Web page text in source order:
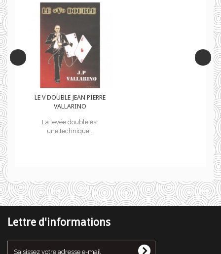
LE V DOUBLE JEAN PIERRE
VALLARINO
La levée double est
une technique...
Lettre d'informations